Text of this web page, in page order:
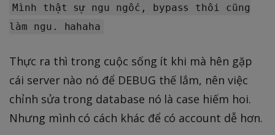
Mình thật sự ngu ngốc, bypass thôi cũng
làm ngu. hahaha
Thực ra thì trong cuộc sống ít khi mà hên gặp
cái server nào nó để DEBUG thế lắm, nên việc
chỉnh sửa trong database nó là case hiếm hoi.
Nhưng mình có cách khác để có account dễ hơn.